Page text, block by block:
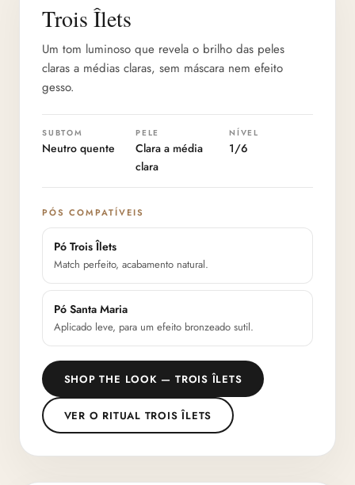
Trois Îlets
Um tom luminoso que revela o brilho das peles
claras a médias claras, sem máscara nem efeito
gesso.
SUBTOM
Neutro quente
PELE
Clara a média
clara
NÍVEL
1/6
PÓS COMPATÍVEIS
Pó Trois Îlets
Match perfeito, acabamento natural.
Pó Santa Maria
Aplicado leve, para um efeito bronzeado sutil.
SHOP THE LOOK — TROIS ÎLETS
VER O RITUAL TROIS ÎLETS